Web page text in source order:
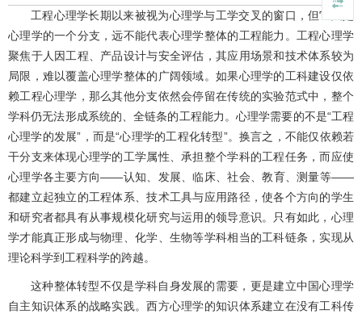
工程心理学长期以来被视为心理学与工学交叉的窗口，但它只是
心理学的一个分支，远不能代表心理学整体的工程能力。工程心理学
聚焦于人因工程、产品设计与安全评估，其应用场景和技术体系较为
局限，难以覆盖心理学整体的广阔领域。如果心理学的工科建设仅依
赖工程心理学，那么其他分支依然会停留在传统的实验范式中，整个
学科仍无法形成系统的、全链条的工程能力。心理学需要的不是“工程
心理学的发展”，而是“心理学的工程化转型”。换言之，不能仅依赖若
干分支来体现心理学的工学属性、承担整个学科的工程任务，而应使
心理学各主要方向——认知、发展、临床、社会、教育、测量等——
都建立起独立的工程体系、技术工具与应用路径，使各个方向的学生
和研究者都具有从事规模化研究与运用的领导意识。只有如此，心理
学才能真正形成与物理、化学、生物等学科相当的工科链条，实现从
理论科学到工程科学的跨越。
这种整体转型不仅是学科自身发展的需要，更是建立中国心理学
自主知识体系的战略实践。西方心理学的知识体系建立在没有工科传